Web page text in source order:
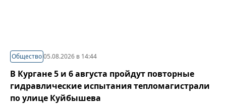
Общество05.08.2026 в 14:44
В Кургане 5 и 6 августа пройдут повторные
гидравлические испытания тепломагистрали
по улице Куйбышева